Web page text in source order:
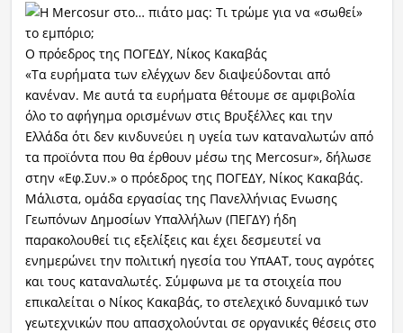
O πρόεδρος της ΠΟΓΕΔΥ, Νίκος Κακαβάς
«Τα ευρήματα των ελέγχων δεν διαψεύδονται από
κανέναν. Με αυτά τα ευρήματα θέτουμε σε αμφιβολία
όλο το αφήγημα ορισμένων στις Βρυξέλλες και την
Ελλάδα ότι δεν κινδυνεύει η υγεία των καταναλωτών από
τα προϊόντα που θα έρθουν μέσω της Mercosur», δήλωσε
στην «Εφ.Συν.» ο πρόεδρος της ΠΟΓΕΔΥ, Νίκος Κακαβάς.
Μάλιστα, ομάδα εργασίας της Πανελλήνιας Ενωσης
Γεωπόνων Δημοσίων Υπαλλήλων (ΠΕΓΔΥ) ήδη
παρακολουθεί τις εξελίξεις και έχει δεσμευτεί να
ενημερώνει την πολιτική ηγεσία του ΥπΑΑΤ, τους αγρότες
και τους καταναλωτές. Σύμφωνα με τα στοιχεία που
επικαλείται ο Νίκος Κακαβάς, το στελεχικό δυναμικό των
γεωτεχνικών που απασχολούνται σε οργανικές θέσεις στο